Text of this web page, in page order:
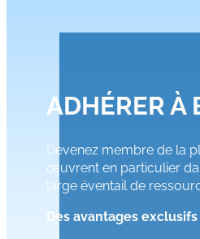
ADHÉRER À
Devenez membre de la
œuvrent en particulier
large éventail de
Des avantages exclusifs